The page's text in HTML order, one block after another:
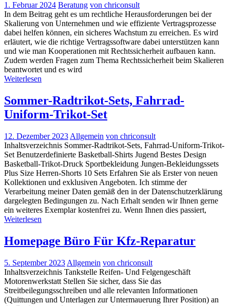
1. Februar 2024 Beratung von chriconsult
In dem Beitrag geht es um rechtliche Herausforderungen bei der
Skalierung von Unternehmen und wie effiziente Vertragsprozesse
dabei helfen können, ein sicheres Wachstum zu erreichen. Es wird
erläutert, wie die richtige Vertragssoftware dabei unterstützen kann
und wie man Kooperationen mit Rechtssicherheit aufbauen kann.
Zudem werden Fragen zum Thema Rechtssicherheit beim Skalieren
beantwortet und es wird
Weiterlesen
Sommer-Radtrikot-Sets, Fahrrad-
Uniform-Trikot-Set
12. Dezember 2023 Allgemein von chriconsult
Inhaltsverzeichnis Sommer-Radtrikot-Sets, Fahrrad-Uniform-Trikot-
Set Benutzerdefinierte Basketball-Shirts Jugend Bestes Design
Basketball-Trikot-Druck Sportbekleidung Jungen-Bekleidungssets
Plus Size Herren-Shorts 10 Sets Erfahren Sie als Erster von neuen
Kollektionen und exklusiven Angeboten. Ich stimme der
Verarbeitung meiner Daten gemäß den in der Datenschutzerklärung
dargelegten Bedingungen zu. Nach Erhalt senden wir Ihnen gerne
ein weiteres Exemplar kostenfrei zu. Wenn Ihnen dies passiert,
Weiterlesen
Homepage Büro Für Kfz-Reparatur
5. September 2023 Allgemein von chriconsult
Inhaltsverzeichnis Tankstelle Reifen- Und Felgengeschäft
Motorenwerkstatt Stellen Sie sicher, dass Sie das
Streitbeilegungsschreiben und alle relevanten Informationen
(Quittungen und Unterlagen zur Untermauerung Ihrer Position) an